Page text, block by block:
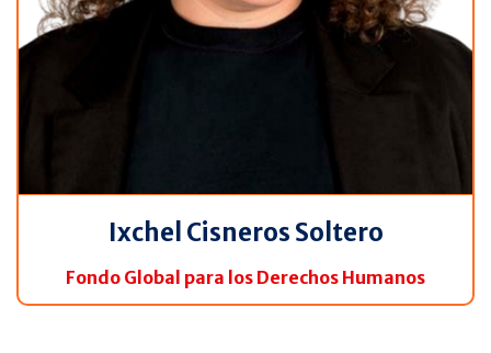
Ixchel Cisneros Soltero
Fondo Global para los Derechos Humanos